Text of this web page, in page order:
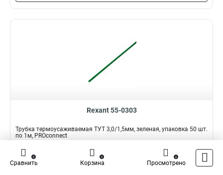
Rexant 55-0303
Трубка термоусаживаемая ТУТ 3,0/1,5мм, зеленая, упаковка 50 шт.
по 1м, PROconnect
Подробнее Сравнить
Наличие:
Сравнить
0
Корзина
0
Просмотрено
0